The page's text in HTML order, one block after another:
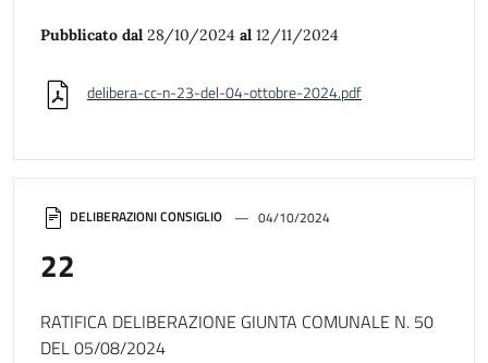
DELIBERAZIONI CONSIGLIO 04/10/2024
22
RATIFICA DELIBERAZIONE GIUNTA COMUNALE N. 50
DEL 05/08/2024
Pubblicato dal 28/10/2024 al 12/11/2024
delibera-cc-n-23-del-04-ottobre-2024.pdf